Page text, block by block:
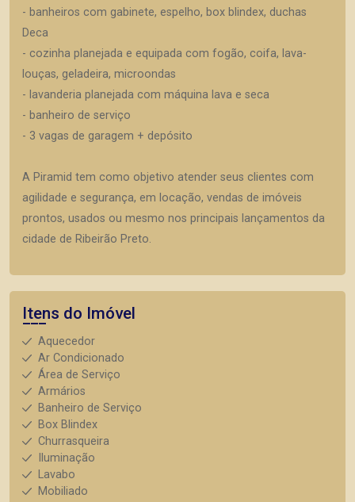
- banheiros com gabinete, espelho, box blindex, duchas
Deca
- cozinha planejada e equipada com fogão, coifa, lava-
louças, geladeira, microondas
- lavanderia planejada com máquina lava e seca
- banheiro de serviço
- 3 vagas de garagem + depósito
A Piramid tem como objetivo atender seus clientes com
agilidade e segurança, em locação, vendas de imóveis
prontos, usados ou mesmo nos principais lançamentos da
cidade de Ribeirão Preto.
Itens do Imóvel
Aquecedor
Ar Condicionado
Área de Serviço
Armários
Banheiro de Serviço
Box Blindex
Churrasqueira
Iluminação
Lavabo
Mobiliado